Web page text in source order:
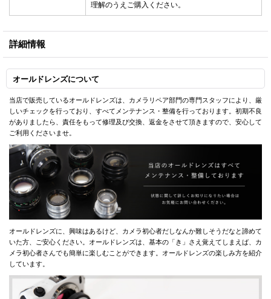
理解のうえご購入ください。
詳細情報
オールドレンズについて
当店で販売しているオールドレンズは、カメラリペア部門の専門スタッフにより、厳
しいチェックを行っており、すべてメンテナンス・整備を行っております。初期不良
がありましたら、責任をもって修理及び交換、返金をさせて頂きますので、安心して
ご利用くださいませ。
オールドレンズに、興味はあるけど、カメラ初心者だしなんか難しそうだなと諦めて
いた方、ご安心ください。オールドレンズは、基本の「き」さえ覚えてしまえば、カ
メラ初心者さんでも簡単に楽しむことができます。オールドレンズの楽しみ方を紹介
しています。